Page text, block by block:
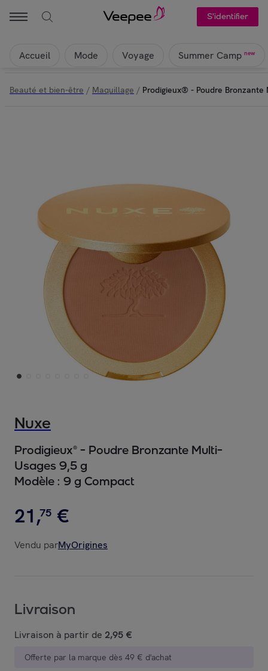
S'identifier
Accueil Mode Voyage Summer Camp new
Beauté et bien-être / Maquillage / Prodigieux® - Poudre Bronzante
Nuxe
Prodigieux® - Poudre Bronzante Multi-
Usages 9,5 g
Modèle : 9 g Compact
21,75 €
Vendu parMyOrigines
Livraison
Livraison à partir de 2,95 €
Offerte par la marque dès 49 € d'achat